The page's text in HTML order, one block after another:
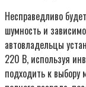
Несправедливо
шумность и
автовладельцы
220 В, используя
подходить к выбору